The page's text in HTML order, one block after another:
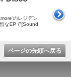
のレジデン
なEPで[Sound
ページの先頭へ戻る